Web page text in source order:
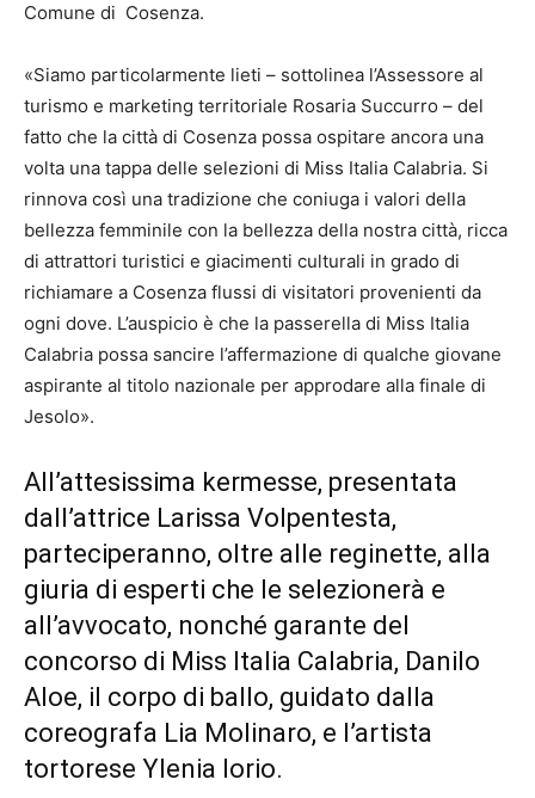
Comune di Cosenza.
«Siamo particolarmente lieti – sottolinea l’Assessore al
turismo e marketing territoriale Rosaria Succurro – del
fatto che la città di Cosenza possa ospitare ancora una
volta una tappa delle selezioni di Miss Italia Calabria. Si
rinnova così una tradizione che coniuga i valori della
bellezza femminile con la bellezza della nostra città, ricca
di attrattori turistici e giacimenti culturali in grado di
richiamare a Cosenza flussi di visitatori provenienti da
ogni dove. L’auspicio è che la passerella di Miss Italia
Calabria possa sancire l’affermazione di qualche giovane
aspirante al titolo nazionale per approdare alla finale di
Jesolo».
All’attesissima kermesse, presentata
dall’attrice Larissa Volpentesta,
parteciperanno, oltre alle reginette, alla
giuria di esperti che le selezionerà e
all’avvocato, nonché garante del
concorso di Miss Italia Calabria, Danilo
Aloe, il corpo di ballo, guidato dalla
coreografa Lia Molinaro, e l’artista
tortorese Ylenia Iorio.